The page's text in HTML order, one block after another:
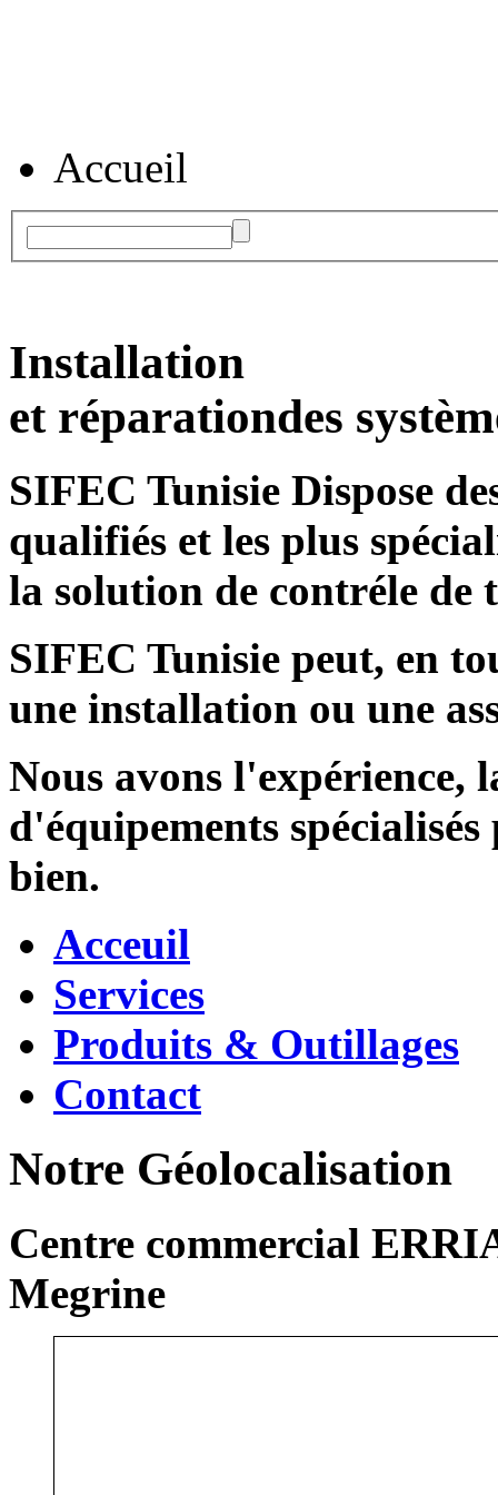
Accueil
Installation
et réparationdes
SIFEC Tunisie Dispose
qualifiés et les plus
la solution de contréle de
SIFEC Tunisie peut, en
une installation ou une
Nous avons l'expérience,
d'équipements
bien.
Acceuil
Services
Produits & Outillages
Contact
Notre Géolocalisation
Centre commercial
Megrine